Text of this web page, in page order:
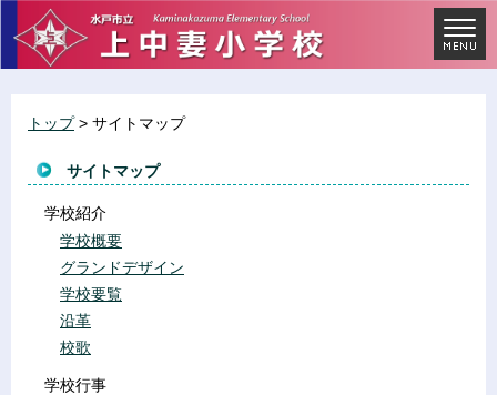
トップ> サイトマップ
サイトマップ
学校紹介
学校概要
グランドデザイン
学校要覧
沿革
校歌
学校行事